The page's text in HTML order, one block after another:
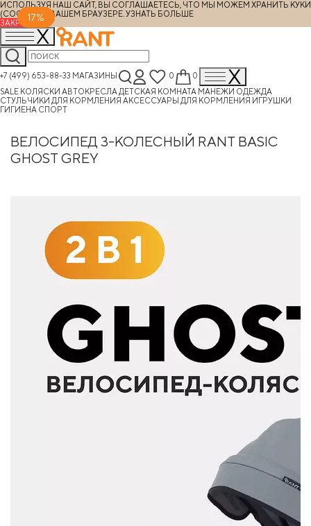
ИСПОЛЬЗУЯ НАШ САЙТ, ВЫ СОГЛАШАЕТЕСЬ, ЧТО МЫ МОЖЕМ ХРАНИТЬ КУКИ
(COOKIES) В ВАШЕМ БРАУЗЕРЕ. УЗНАТЬ БОЛЬШЕ
ЗАКРЫТЬ
+7 (499) 653-88-33 МАГАЗИНЫ 0
0
SALE КОЛЯСКИ АВТОКРЕСЛА ДЕТСКАЯ КОМНАТА МАНЕЖИ ОДЕЖДА
СТУЛЬЧИКИ ДЛЯ КОРМЛЕНИЯ АКСЕССУАРЫ ДЛЯ КОРМЛЕНИЯ ИГРУШКИ
ГИГИЕНА СПОРТ
ВЕЛОСИПЕД 3-КОЛЕСНЫЙ RANT BASIC
GHOST GREY
17%